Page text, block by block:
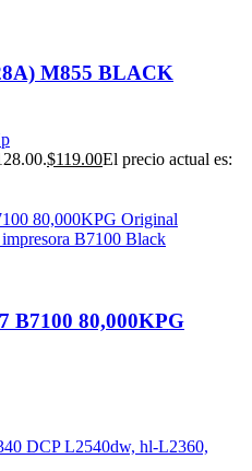
M855 BLACK
$119.00El precio actual es:
B7100 80,000KPG